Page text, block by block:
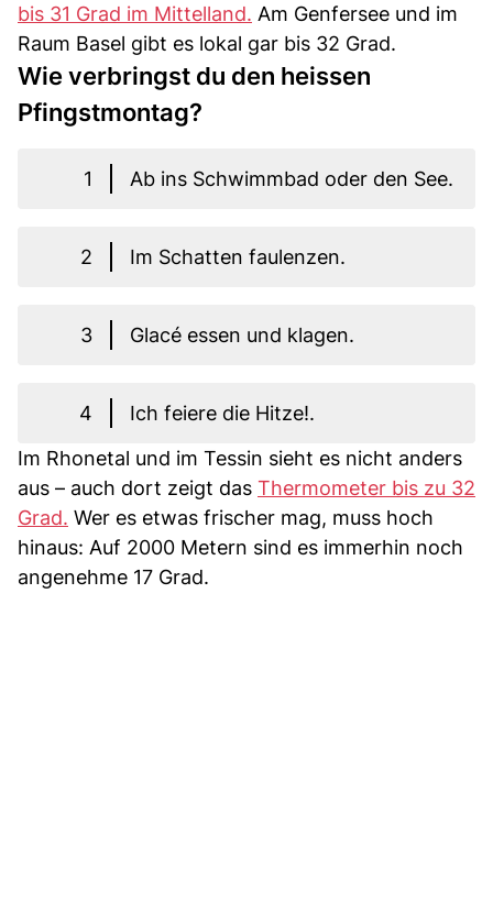
bis 31 Grad im Mittelland. Am Genfersee und im
Raum Basel gibt es lokal gar bis 32 Grad.
Wie verbringst du den heissen
Pfingstmontag?
1 Ab ins Schwimmbad oder den See.
2 Im Schatten faulenzen.
3 Glacé essen und klagen.
4
Ich feiere die Hitze!.
Im Rhonetal und im Tessin sieht es nicht anders
aus – auch dort zeigt das Thermometer bis zu 32
Grad. Wer es etwas frischer mag, muss hoch
hinaus: Auf 2000 Metern sind es immerhin noch
angenehme 17 Grad.